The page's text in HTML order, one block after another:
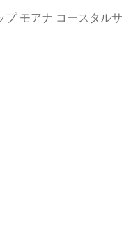
プ モアナ コースタルサ